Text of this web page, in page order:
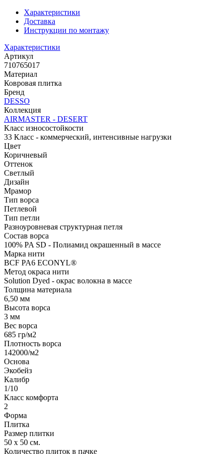
Характеристики
Доставка
Инструкции по монтажу
Характеристики
Артикул
710765017
Материал
Ковровая плитка
Бренд
DESSO
Коллекция
AIRMASTER - DESERT
Класс износостойкости
33 Класс - коммерческий, интенсивные нагрузки
Цвет
Коричневый
Оттенок
Светлый
Дизайн
Мрамор
Тип ворса
Петлевой
Тип петли
Разноуровневая структурная петля
Состав ворса
100% PA SD - Полиамид окрашенный в массе
Марка нити
BCF PA6 ECONYL®
Метод окраса нити
Solution Dyed - окрас волокна в массе
Толщина материала
6,50 мм
Высота ворса
3 мм
Вес ворса
685 гр/м2
Плотность ворса
142000/м2
Основа
Экобейз
Калибр
1/10
Класс комфорта
2
Форма
Плитка
Размер плитки
50 х 50 см.
Количество плиток в пачке